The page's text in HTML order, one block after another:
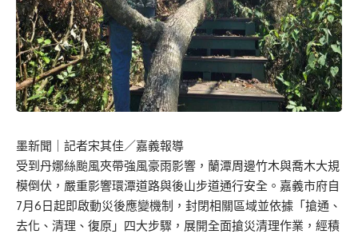
墨新聞 ｜記者宋其佳／嘉義報導
受到丹娜絲颱風夾帶強風豪雨影響，蘭潭周邊竹木與喬木大規
模倒伏，嚴重影響環潭道路與後山步道通行安全。嘉義市府自
7月6日起即啟動災後應變機制，封閉相關區域並依據「搶通、
去化、清理、復原」四大步驟，展開全面搶災清理作業，經積